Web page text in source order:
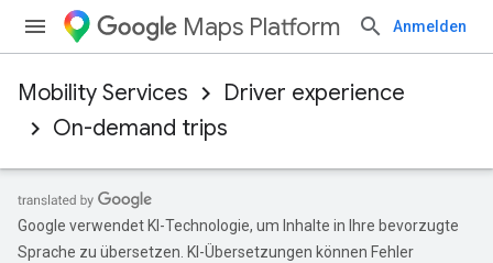
Maps Platform Anmelden
Mobility Services
Driver experience
On-demand trips
Google verwendet KI-Technologie, um Inhalte in Ihre bevorzugte
Sprache zu übersetzen. KI-Übersetzungen können Fehler